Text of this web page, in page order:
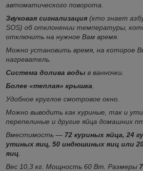
автоматического поворота.
Звуковая сигнализация (кто знает
SOS) об отклонении температуры,
отключить на нужное Вам время.
Можно установить время, на которое
нагреватель.
Система долива воды в ванночки.
Более «теплая» крышка
Удобное круглое смотровое окно.
Можно выводить как куриные, так и
перепелиные и другие яйца домашних
Вместимость — 72 куриных яйца, 24
утиных яиц, 50 индюшиных яиц или
яиц
Вес 10,3 кг. Мощность 60 Вт. Размеры